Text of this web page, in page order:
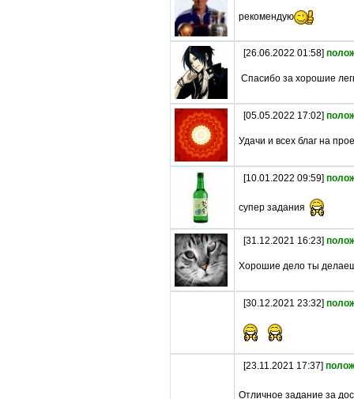
рекомендую
[26.06.2022 01:58]
Спасибо за хорошие
[05.05.2022 17:02]
Удачи и всех благ на
[10.01.2022 09:59]
супер задания
[31.12.2021 16:23]
Хорошие дело ты
[30.12.2021 23:32]
[23.11.2021 17:37]
Отличное задание за